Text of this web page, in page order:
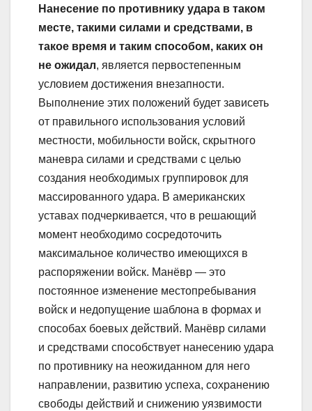
Нанесение по противнику удара в таком
месте, такими силами и средствами, в
такое время и таким способом, каких он
не ожидал, является первостепенным
условием достижения внезапности.
Выполнение этих положений будет зависеть
от правильного использования условий
местности, мобильности войск, скрытного
маневра силами и средствами с целью
создания необходимых группировок для
массированного удара. В американских
уставах подчеркивается, что в решающий
момент необходимо сосредоточить
максимальное количество имеющихся в
распоряжении войск. Манёвр — это
постоянное изменение местопребывания
войск и недопущение шаблона в формах и
способах боевых действий. Манёвр силами
и средствами способствует нанесению удара
по противнику на неожиданном для него
направлении, развитию успеха, сохранению
свободы действий и снижению уязвимости